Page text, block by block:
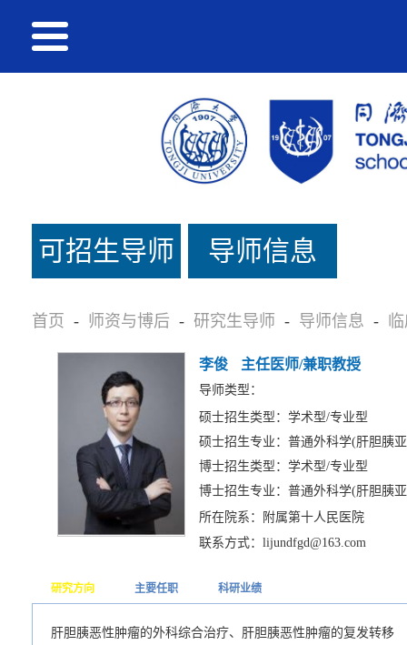
可招生导师
名单
导师信息
首页 - 师资与博后 - 研究生导师 - 导师信息 -
李俊 主任医师/兼职教授
导师类型：
硕士招生类型：学术型/专业型
硕士招生专业：普通外科学(肝胆胰
博士招生类型：学术型/专业型
博士招生专业：普通外科学(肝胆胰
所在院系：附属第十人民医院
联系方式：lijundfgd@163.com
研究方向 主要任职 科研业绩
肝胆胰恶性肿瘤的外科综合治疗、肝胆胰恶性肿瘤的复发转移